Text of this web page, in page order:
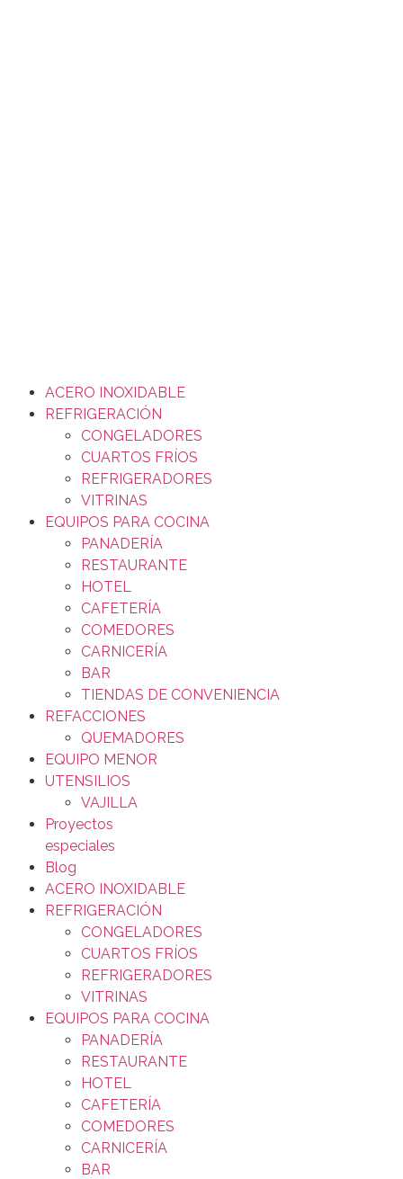
ACERO INOXIDABLE
REFRIGERACIÓN
CONGELADORES
CUARTOS FRÍOS
REFRIGERADORES
VITRINAS
EQUIPOS PARA COCINA
PANADERÍA
RESTAURANTE
HOTEL
CAFETERÍA
COMEDORES
CARNICERÍA
BAR
TIENDAS DE CONVENIENCIA
REFACCIONES
QUEMADORES
EQUIPO MENOR
UTENSILIOS
VAJILLA
Proyectos
especiales
Blog
ACERO INOXIDABLE
REFRIGERACIÓN
CONGELADORES
CUARTOS FRÍOS
REFRIGERADORES
VITRINAS
EQUIPOS PARA COCINA
PANADERÍA
RESTAURANTE
HOTEL
CAFETERÍA
COMEDORES
CARNICERÍA
BAR